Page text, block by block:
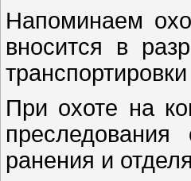
Напоминаем
вносится в
При охоте на
ранения и